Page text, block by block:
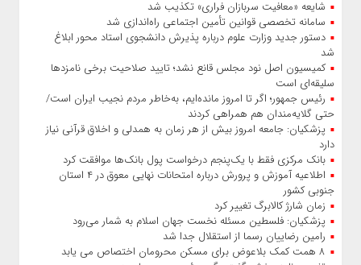
شایعه «معافیت سربازان فراری» تکذیب شد
سامانه تخصصی قوانین تأمین اجتماعی راه‌اندازی شد
دستور جدید وزارت علوم درباره پذیرش دانشجوی استاد محور ابلاغ
شد
کمیسیون اصل نود مجلس قانع نشد؛ تایید صلاحیت برخی نامزدها
سلیقه‌ای است
رئیس‌ جمهور؛ اگر تا امروز مانده‌ایم، به‌خاطر مردم نجیب ایران است/
حتی گلایه‌مندان هم همراهی کردند
پزشکیان: جامعه امروز بیش از هر زمان به همدلی و اخلاق قرآنی نیاز
دارد
بانک مرکزی فقط با یک‌‎پنجم درخواست پول بانک‌ها موافقت کرد
اطلاعیه آموزش و پرورش درباره امتحانات نهایی معوق در ۴ استان
جنوبی کشور
زمان شارژ کالابرگ تغییر کرد
پزشکیان: فلسطین مسئله نخست جهان اسلام به شمار می‌رود
رامین رضاییان رسما از استقلال جدا شد
۸ همت کمک بلاعوض برای مسکن محرومان اختصاص می یابد